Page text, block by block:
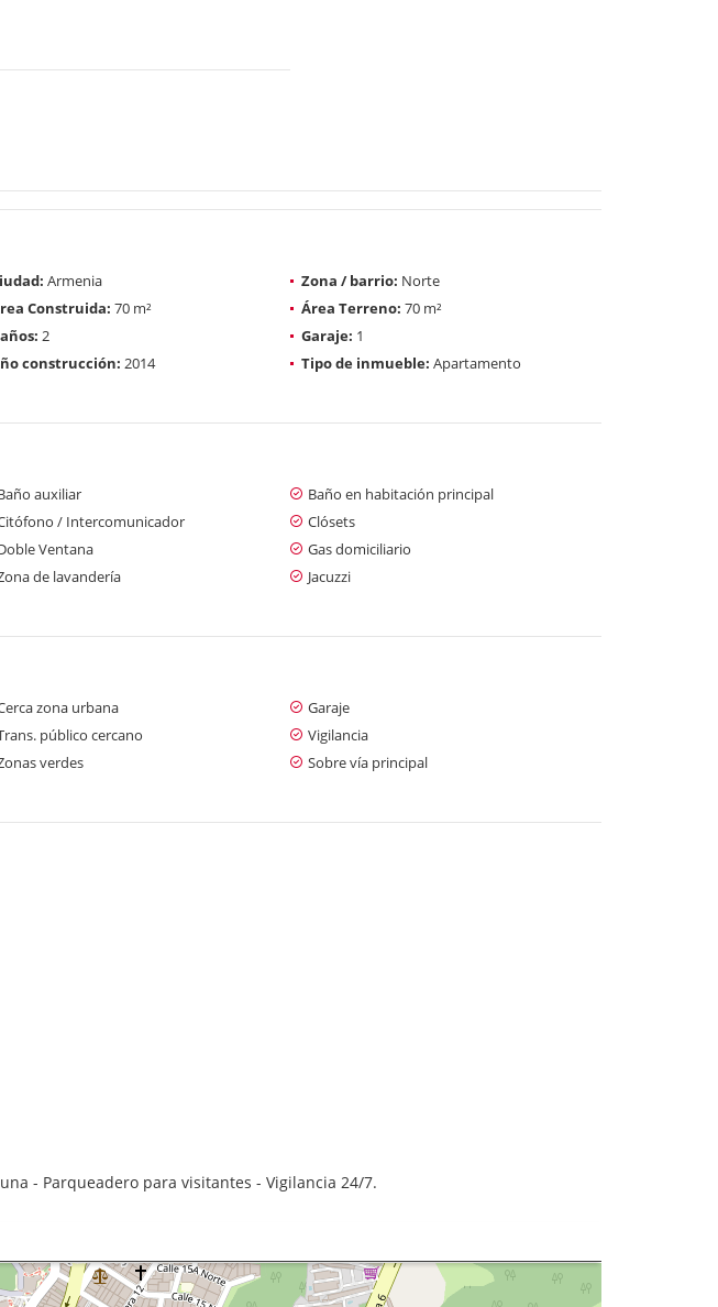
Armenia Zona / barrio: Norte
Construida: 70 m² Área Terreno: 70 m²
2 Garaje: 1
construcción: 2014 Tipo de inmueble: Apartamento
auxiliar
Baño en habitación principal
/ Intercomunicador
Clósets
Ventana
Gas domiciliario
de lavandería
Jacuzzi
zona urbana
Garaje
público cercano
Vigilancia
verdes
Sobre vía principal
- Parqueadero para visitantes - Vigilancia 24/7.